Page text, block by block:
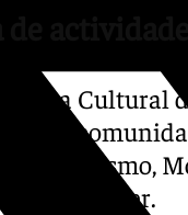
actividades
Cultural
de Turismo,
Jonker.